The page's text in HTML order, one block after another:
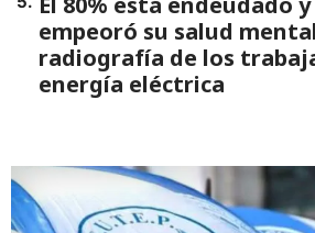
empeoró su salud
radiografía de los
energía eléctrica